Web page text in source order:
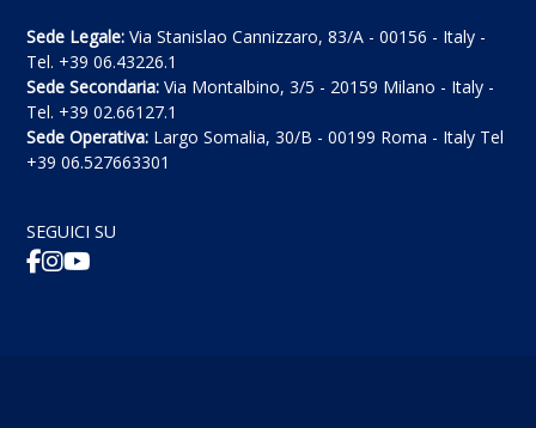
Sede Legale: Via Stanislao Cannizzaro, 83/A - 00156 - Italy -
Tel. +39 06.43226.1
Sede Secondaria: Via Montalbino, 3/5 - 20159 Milano - Italy -
Tel. +39 02.66127.1
Sede Operativa: Largo Somalia, 30/B - 00199 Roma - Italy Tel
+39 06.527663301
SEGUICI SU